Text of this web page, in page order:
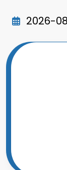
ツ
へ
2026-